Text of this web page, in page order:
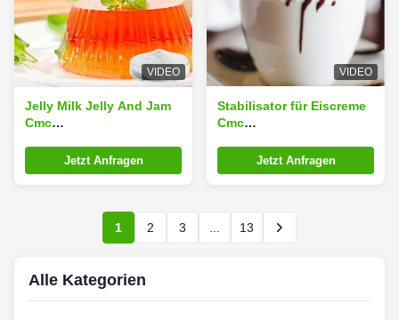
VIDEO
Jelly Milk Jelly And Jam
Cmc
Natriumcarboxymethyl
Cellulose
Jetzt Anfragen
VIDEO
Stabilisator für Eiscreme
Cmc
Carboxymethyl Cellulose
Natrium
Jetzt Anfragen
1 2 3 13
Alle Kategorien